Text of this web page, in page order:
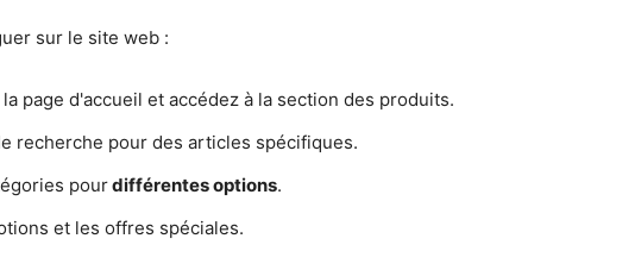
sur le site web :
page d'accueil et accédez à la section des produits.
recherche pour des articles spécifiques.
pourdifférentes options.
et les offres spéciales.